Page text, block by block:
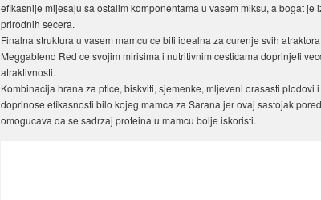
efikasnije mijesaju sa ostalim komponentama u vasem miksu, a bogat je
prirodnih secera.
Finalna struktura u vasem mamcu ce biti idealna za curenje svih
Meggablend Red ce svojim mirisima i nutritivnim cesticama doprinjeti
atraktivnosti.
Kombinacija hrana za ptice, biskviti, sjemenke, mljeveni orasasti plodovi
doprinose efikasnosti bilo kojeg mamca za Sarana jer ovaj sastojak
omogucava da se sadrzaj proteina u mamcu bolje iskoristi.